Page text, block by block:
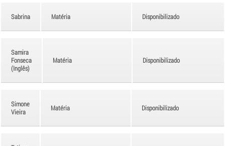
Sabrina Matéria Disponibilizado
Samira
Fonseca
(Inglês)
Matéria Disponibilizado
Simone
Vieira
Matéria Disponibilizado